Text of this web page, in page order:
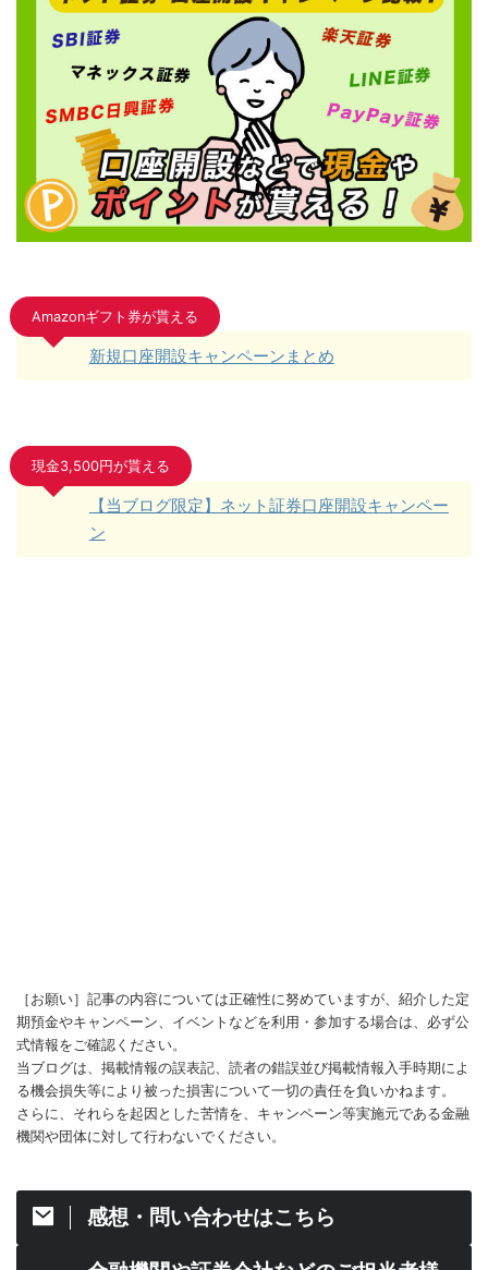
Amazonギフト券が貰える
新規口座開設キャンペーンまとめ
現金3,500円が貰える
【当ブログ限定】ネット証券口座開設キャンペー
ン
［お願い］記事の内容については正確性に努めていますが、紹介した定
期預金やキャンペーン、イベントなどを利用・参加する場合は、必ず公
式情報をご確認ください。
当ブログは、掲載情報の誤表記、読者の錯誤並び掲載情報入手時期によ
る機会損失等により被った損害について一切の責任を負いかねます。
さらに、それらを起因とした苦情を、キャンペーン等実施元である金融
機関や団体に対して行わないでください。
感想・問い合わせはこちら